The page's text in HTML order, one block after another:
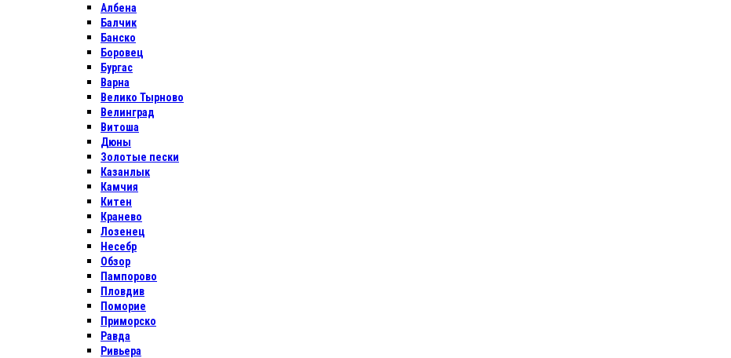
Албена
Балчик
Банско
Боровец
Бургас
Варна
Велико Тырново
Велинград
Витоша
Дюны
Золотые пески
Казанлык
Камчия
Китен
Кранево
Лозенец
Несебр
Обзор
Пампорово
Пловдив
Поморие
Приморско
Равда
Ривьера